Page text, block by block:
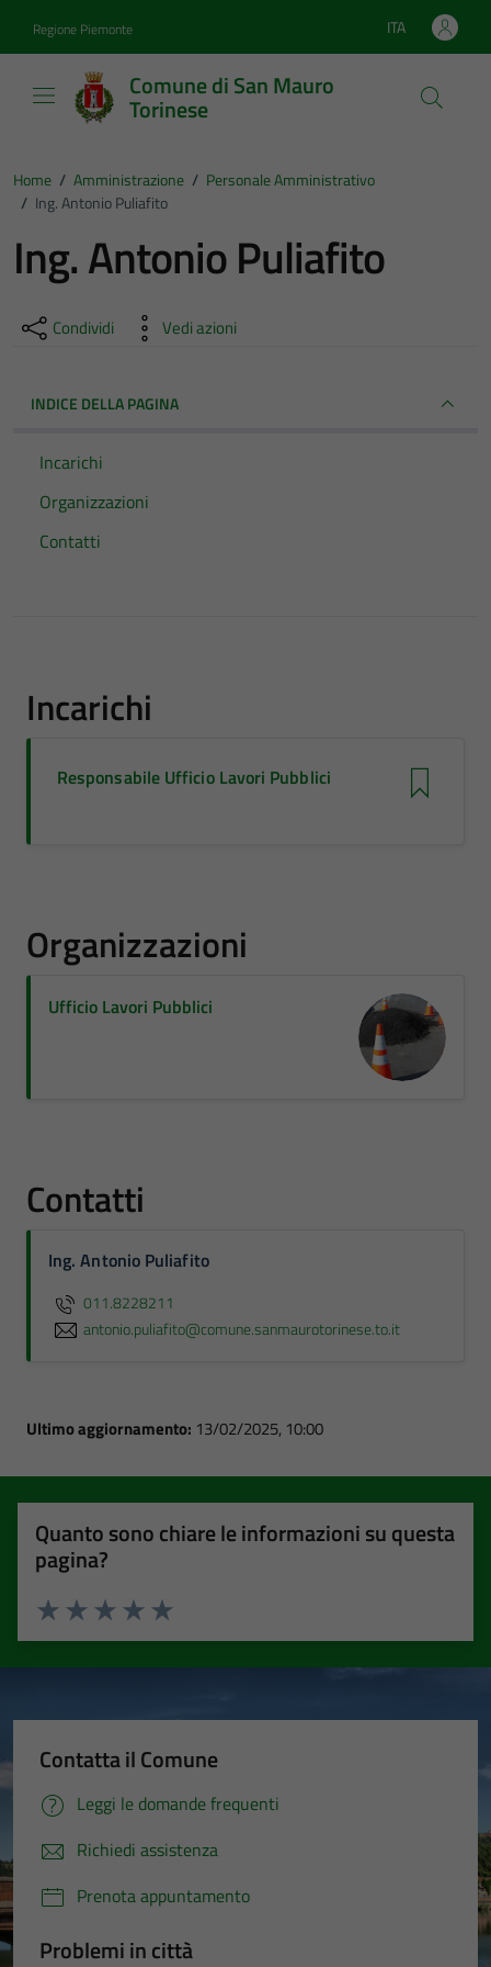
Regione Piemonte Lingua attiva:
ITA
Comune di San Mauro
Torinese
Home / Amministrazione / Personale Amministrativo
/ Ing. Antonio Puliafito
Ing. Antonio Puliafito
Condividi Vedi azioni
INDICE DELLA PAGINA
Incarichi
Organizzazioni
Contatti
Incarichi
Responsabile Ufficio Lavori Pubblici
Organizzazioni
Ufficio Lavori Pubblici
Contatti
Ing. Antonio Puliafito
011.8228211
antonio.puliafito@comune.sanmaurotorinese.to.it
Ultimo aggiornamento: 13/02/2025, 10:00
Quanto sono chiare le informazioni su questa
pagina?
Valuta 5 stelle su 5
Valuta 4 stelle su 5
Valuta 3 stelle su 5
Valuta 2 stelle su 5
Valuta 1 stelle su 5
Contatta il Comune
Leggi le domande frequenti
Richiedi assistenza
Prenota appuntamento
Problemi in città